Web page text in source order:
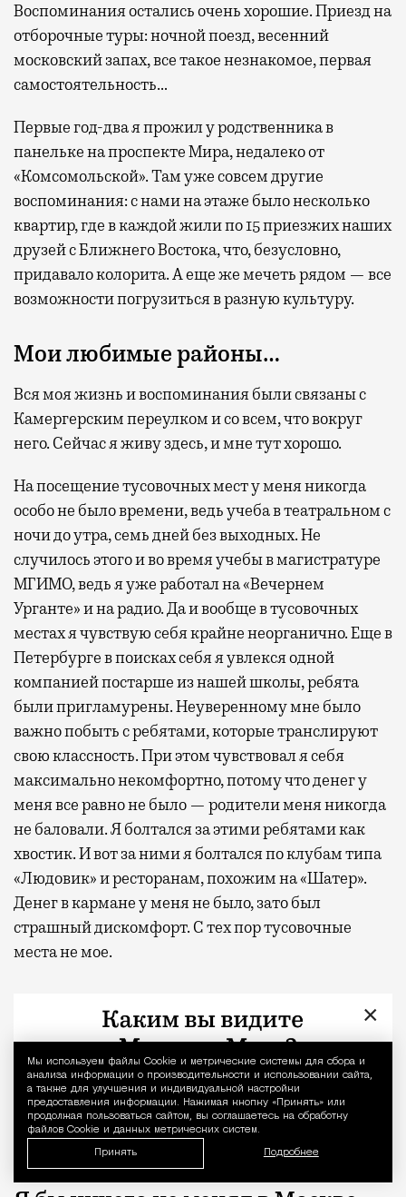
Уведомление
Мы используем файлы Сookie и метрические системы для сбора и
анализа информации о производительности и использовании сайта,
а также для улучшения и индивидуальной настройки
предоставления информации. Нажимая кнопку «Принять» или
продолжая пользоваться сайтом, вы соглашаетесь на обработку
файлов Cookie и данных метрических систем.
Принять Подробнее
Воспоминания остались очень хорошие. Приезд на
отборочные туры: ночной поезд, весенний
московский запах, все такое незнакомое, первая
самостоятельность…
Первые год-два я прожил у родственника в
панельке на проспекте Мира, недалеко от
«Комсомольской». Там уже совсем другие
воспоминания: с нами на этаже было несколько
квартир, где в каждой жили по 15 приезжих наших
друзей с Ближнего Востока, что, безусловно,
придавало колорита. А еще же мечеть рядом — все
возможности погрузиться в разную культуру.
Мои любимые районы…
Вся моя жизнь и воспоминания были связаны с
Камергерским переулком и со всем, что вокруг
него. Сейчас я живу здесь, и мне тут хорошо.
На посещение тусовочных мест у меня никогда
особо не было времени, ведь учеба в театральном с
ночи до утра, семь дней без выходных. Не
случилось этого и во время учебы в магистратуре
МГИМО, ведь я уже работал на «Вечернем
Урганте» и на радио. Да и вообще в тусовочных
местах я чувствую себя крайне неорганично. Еще в
Петербурге в поисках себя я увлекся одной
компанией постарше из нашей школы, ребята
были пригламурены. Неуверенному мне было
важно побыть с ребятами, которые транслируют
свою классность. При этом чувствовал я себя
максимально некомфортно, потому что денег у
меня все равно не было — родители меня никогда
не баловали. Я болтался за этими ребятами как
хвостик. И вот за ними я болтался по клубам типа
«Людовик» и ресторанам, похожим на «Шатер».
Денег в кармане у меня не было, зато был
страшный дискомфорт. С тех пор тусовочные
места не мое.
Нелюбимые районы…
Мне не нравится все глобальное, где надо далеко
из конца в конец идти. Я и магазины тоже не
люблю большие. Мне некомфортно там. Люблю
маленькое и уютное — Миусский и Делегатский
парки, миленько и скромненько.
×